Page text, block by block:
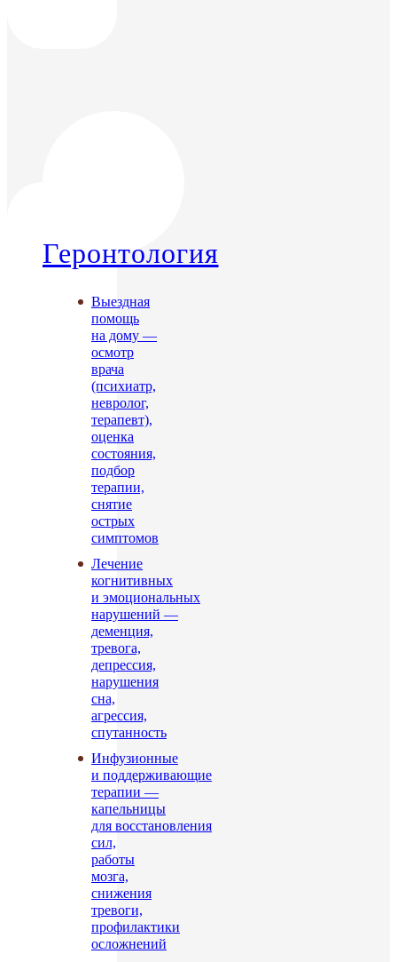
Геронтология
Выездная
помощь
на дому —
осмотр
врача
(психиатр,
невролог,
терапевт),
оценка
состояния,
подбор
терапии,
снятие
острых
симптомов
Лечение
когнитивных
и эмоциональных
нарушений —
деменция,
тревога,
депрессия,
нарушения
сна,
агрессия,
спутанность
Инфузионные
и поддерживающие
терапии —
капельницы
для восстановления
сил,
работы
мозга,
снижения
тревоги,
профилактики
осложнений